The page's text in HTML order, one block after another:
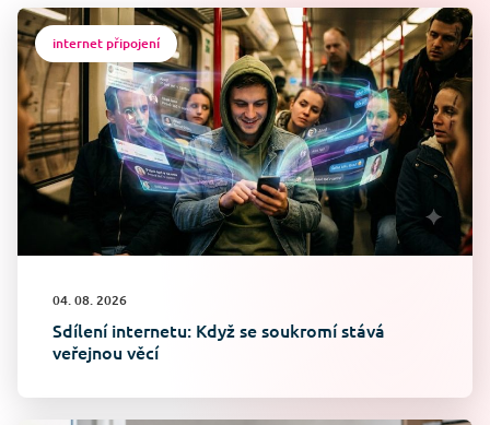
internet připojení
04. 08. 2026
Sdílení internetu: Když se soukromí stává
veřejnou věcí